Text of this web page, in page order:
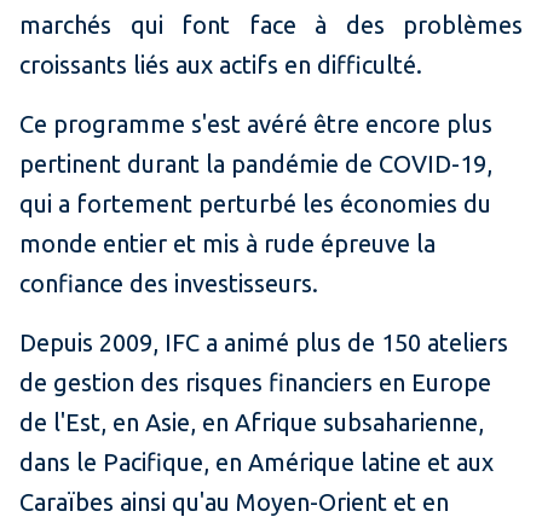
marchés qui font face à des problèmes
croissants liés aux actifs en difficulté.
Ce programme s'est avéré être encore plus
pertinent durant la pandémie de COVID-19,
qui a fortement perturbé les économies du
monde entier et mis à rude épreuve la
confiance des investisseurs.
Depuis 2009, IFC a animé plus de 150 ateliers
de gestion des risques financiers en Europe
de l'Est, en Asie, en Afrique subsaharienne,
dans le Pacifique, en Amérique latine et aux
Caraïbes ainsi qu'au Moyen-Orient et en